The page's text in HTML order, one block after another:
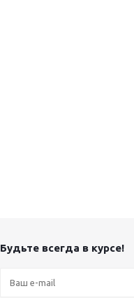
Будьте всегда в курсе!